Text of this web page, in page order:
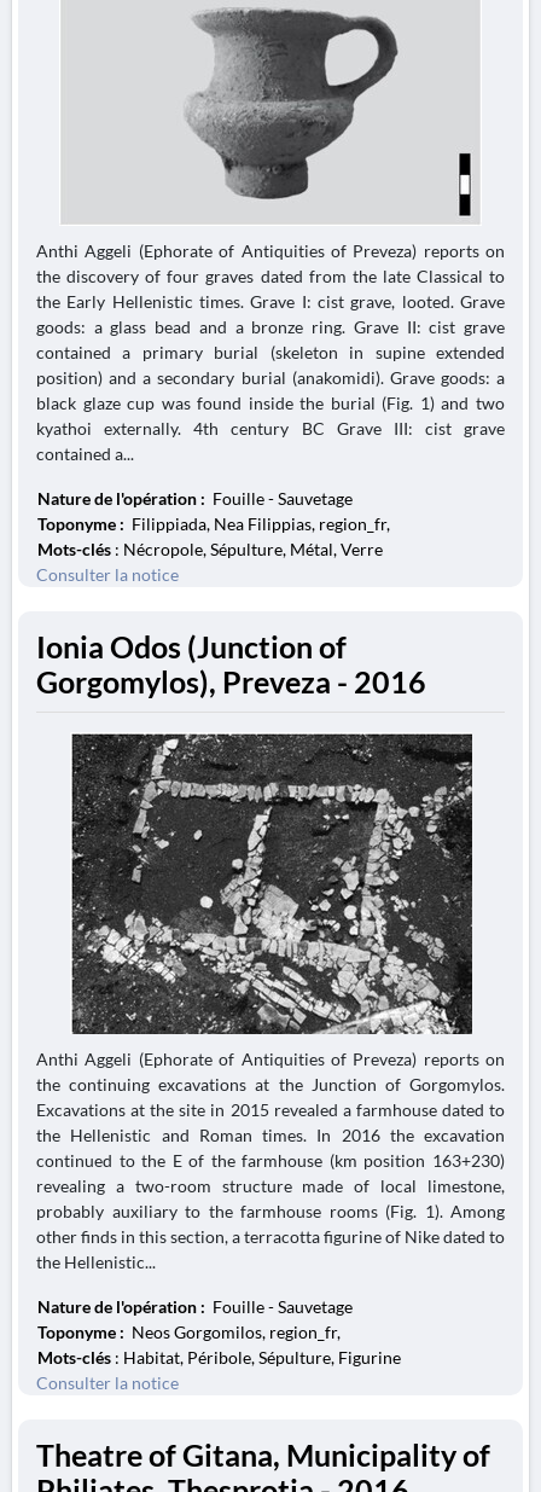
Anthi Aggeli (Ephorate of Antiquities of Preveza) reports on
the discovery of four graves dated from the late Classical to
the Early Hellenistic times. Grave I: cist grave, looted. Grave
goods: a glass bead and a bronze ring. Grave II: cist grave
contained a primary burial (skeleton in supine extended
position) and a secondary burial (anakomidi). Grave goods: a
black glaze cup was found inside the burial (Fig. 1) and two
kyathoi externally. 4th century BC Grave III: cist grave
contained a...
Nature de l'opération : Fouille - Sauvetage
Toponyme : Filippiada, Nea Filippias, region_fr,
Mots-clés : Nécropole, Sépulture, Métal, Verre
Consulter la notice
Ionia Odos (Junction of
Gorgomylos), Preveza - 2016
Anthi Aggeli (Ephorate of Antiquities of Preveza) reports on
the continuing excavations at the Junction of Gorgomylos.
Excavations at the site in 2015 revealed a farmhouse dated to
the Hellenistic and Roman times. In 2016 the excavation
continued to the E of the farmhouse (km position 163+230)
revealing a two-room structure made of local limestone,
probably auxiliary to the farmhouse rooms (Fig. 1). Among
other finds in this section, a terracotta figurine of Nike dated to
the Hellenistic...
Nature de l'opération : Fouille - Sauvetage
Toponyme : Neos Gorgomilos, region_fr,
Mots-clés : Habitat, Péribole, Sépulture, Figurine
Consulter la notice
Theatre of Gitana, Municipality of